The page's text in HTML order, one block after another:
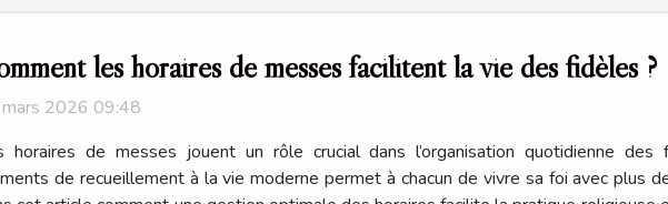
les horaires de messes facilitent la vie des fidèles ?
2026 09:48
horaires de messes jouent un rôle crucial dans l’organisation quotidienne des
de recueillement à la vie moderne permet à chacun de vivre sa foi avec plus